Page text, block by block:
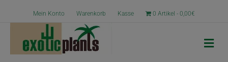
Mein Konto Warenkorb Kasse 0 Artikel 0,00€
N
a